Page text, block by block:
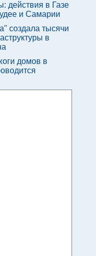
действия в Газе
и Самарии
создала тысячи
в
домов в